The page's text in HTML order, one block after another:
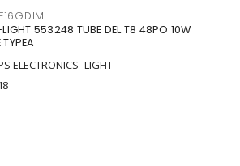
553248 TUBE DEL T8 48PO 10W
ELECTRONICS -LIGHT